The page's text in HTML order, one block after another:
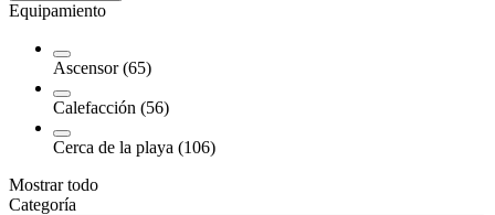
Equipamiento
Ascensor (65)
Calefacción (56)
Cerca de la playa (106)
Mostrar todo
Categoría